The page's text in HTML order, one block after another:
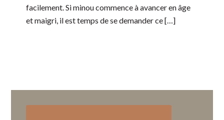
facilement. Si minou commence à avancer en âge
et maigri, il est temps de se demander ce […]